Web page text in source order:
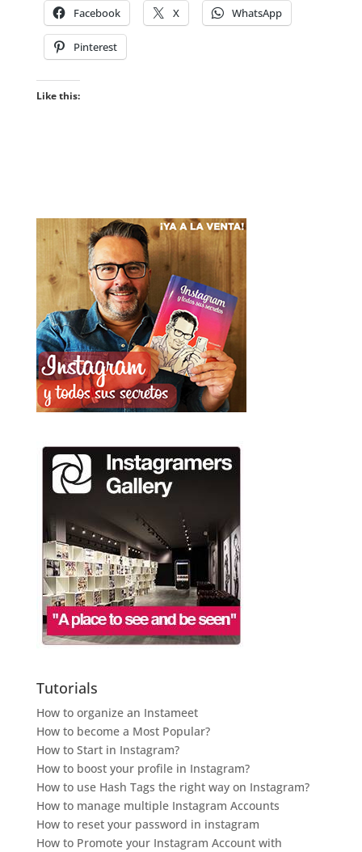
Facebook X WhatsApp
Pinterest
Like this:
Tutorials
How to organize an Instameet
How to become a Most Popular?
How to Start in Instagram?
How to boost your profile in Instagram?
How to use Hash Tags the right way on Instagram?
How to manage multiple Instagram Accounts
How to reset your password in instagram
How to Promote your Instagram Account with